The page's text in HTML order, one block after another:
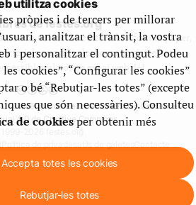
de festes.org
una col·lecció editorial en format paper,
que fins aleshores havien estat
al nostre espai web. [+]
llicència de Reconeixement No Comercial -
4.0 de Creative Commons
Política de privadesaÚs de galetesContacte
utilitza cookies
pròpies i de tercers per millorar
analitzar el trànsit, la vostra
i personalitzar el contingut. Podeu
cookies”, “Configurar les cookies”
o bé “Rebutjar-les totes” (excepte
que són necessàries). Consulteu
de cookiesper obtenir més
Accepta totes les cookies
Rebutjar-les totes